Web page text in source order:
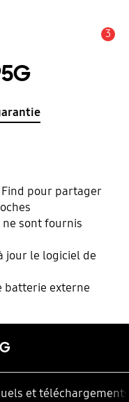
3
pour partager
sont fournis
jour le logiciel de
batterie externe
et téléchargements